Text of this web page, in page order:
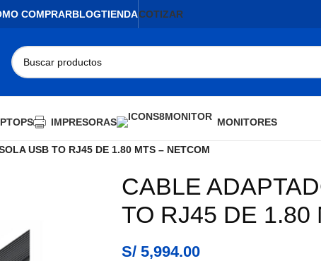
COMPRARBLOGTIENDACOTIZAR
IMPRESORAS MONITORES
USB TO RJ45 DE 1.80 MTS – NETCOM
CABLE
TO RJ45 DE 1.80
S/5,994.00